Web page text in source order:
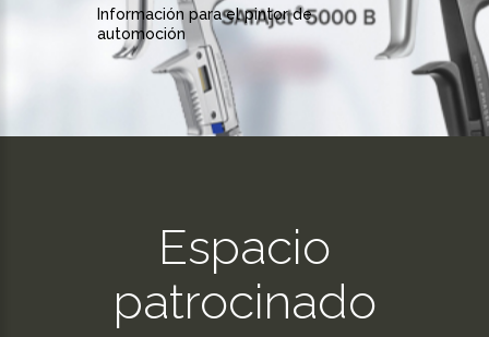
Información para el pintor de
automoción
Espacio
patrocinado